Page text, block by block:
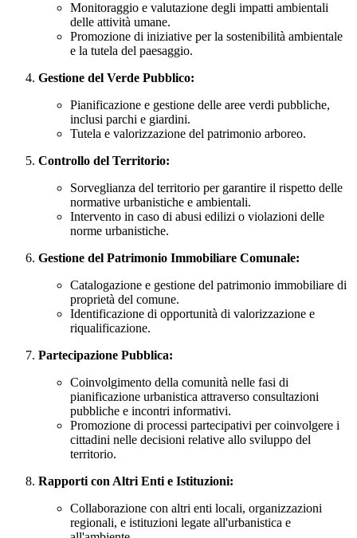
Monitoraggio e valutazione degli impatti ambientali
delle attività umane.
Promozione di iniziative per la sostenibilità ambientale
e la tutela del paesaggio.
Gestione del Verde Pubblico:
Pianificazione e gestione delle aree verdi pubbliche,
inclusi parchi e giardini.
Tutela e valorizzazione del patrimonio arboreo.
Controllo del Territorio:
Sorveglianza del territorio per garantire il rispetto delle
normative urbanistiche e ambientali.
Intervento in caso di abusi edilizi o violazioni delle
norme urbanistiche.
Gestione del Patrimonio Immobiliare Comunale:
Catalogazione e gestione del patrimonio immobiliare di
proprietà del comune.
Identificazione di opportunità di valorizzazione e
riqualificazione.
Partecipazione Pubblica:
Coinvolgimento della comunità nelle fasi di
pianificazione urbanistica attraverso consultazioni
pubbliche e incontri informativi.
Promozione di processi partecipativi per coinvolgere i
cittadini nelle decisioni relative allo sviluppo del
territorio.
Rapporti con Altri Enti e Istituzioni:
Collaborazione con altri enti locali, organizzazioni
regionali, e istituzioni legate all'urbanistica e